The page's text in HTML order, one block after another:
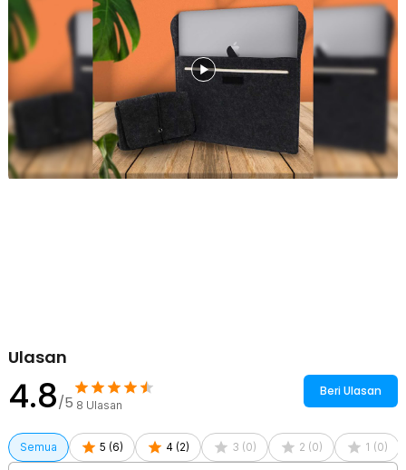
Ulasan
4.8/5 8 Ulasan
Beri Ulasan
Semua 5 (6) 4 (2) 3 (0) 2 (0) 1 (0)